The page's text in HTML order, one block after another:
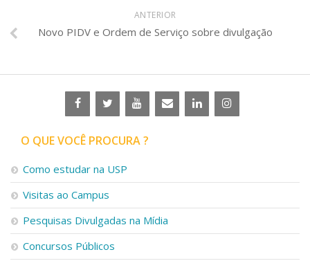
ANTERIOR
Novo PIDV e Ordem de Serviço sobre divulgação
O QUE VOCÊ PROCURA ?
Como estudar na USP
Visitas ao Campus
Pesquisas Divulgadas na Mídia
Concursos Públicos